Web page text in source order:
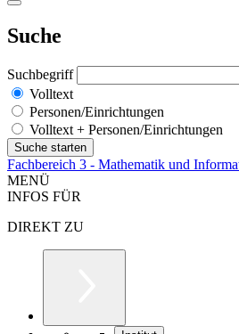
Suche
Suchbegriff
Volltext
Personen/Einrichtungen
Volltext + Personen/Einrichtungen
Fachbereich 3 - Mathematik und
MENÜ
INFOS FÜR
DIREKT ZU